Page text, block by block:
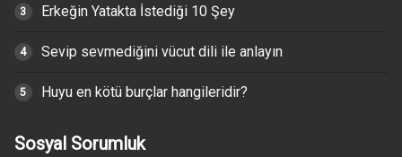
Erkeğin Yatakta İstediği 10 Şey
Sevip sevmediğini vücut dili ile anlayın
Huyu en kötü burçlar hangileridir?
Sosyal Sorumluk